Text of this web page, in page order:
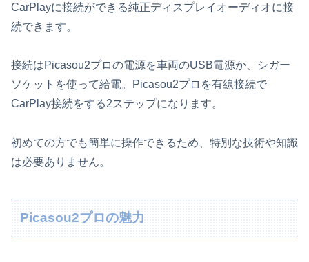
CarPlayに接続ができる純正ディスプレイオーディオに接
続できます。
接続はPicasou2プロの電源を車両のUSB電源か、シガー
ソケットを使って給電。Picasou2プロを有線接続で
CarPlay接続をする2ステップになります。
初めての方でも簡単に操作できるため、特別な技術や知識
は必要ありません。
Picasou2プロの魅力